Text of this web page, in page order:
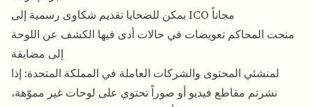
يمكن للضحايا تقديم شكاوى رسمية إلى ICO مجاناً
منحت المحاكم تعويضات في حالات أدى فيها الكشف عن اللوحة
إلى مضايقة
لمنشئي المحتوى والشركات العاملة في المملكة المتحدة: إذا
نشرتم مقاطع فيديو أو صوراً تحتوي على لوحات غير مموّهة،